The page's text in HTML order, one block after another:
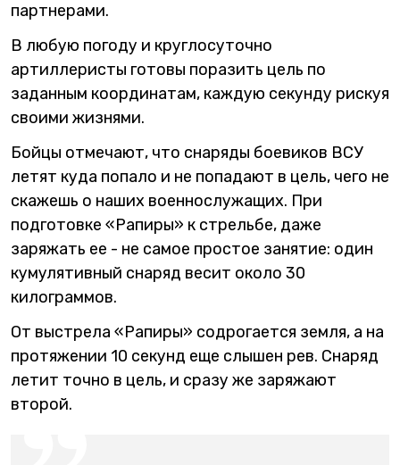
партнерами.
В любую погоду и круглосуточно
артиллеристы готовы поразить цель по
заданным координатам, каждую секунду рискуя
своими жизнями.
Бойцы отмечают, что снаряды боевиков ВСУ
летят куда попало и не попадают в цель, чего не
скажешь о наших военнослужащих. При
подготовке «Рапиры» к стрельбе, даже
заряжать ее - не самое простое занятие: один
кумулятивный снаряд весит около 30
килограммов.
От выстрела «Рапиры» содрогается земля, а на
протяжении 10 секунд еще слышен рев. Снаряд
летит точно в цель, и сразу же заряжают
второй.